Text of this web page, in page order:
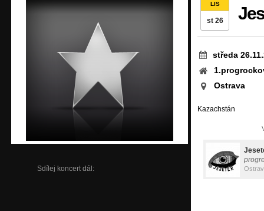
Sdílej koncert dál:
LIS
st 26
středa
Ostrava
Kazachstán